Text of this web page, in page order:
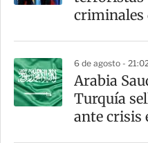
criminales
6 de agosto -
Arabia
Turquía
ante crisis